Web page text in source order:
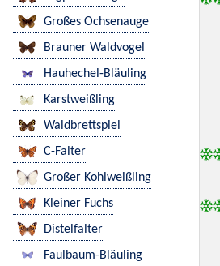
Großes Ochsenauge
Brauner Waldvogel
Hauhechel-Bläuling
Karstweißling
Waldbrettspiel
C-Falter
Großer Kohlweißling
Kleiner Fuchs
Distelfalter
Faulbaum-Bläuling